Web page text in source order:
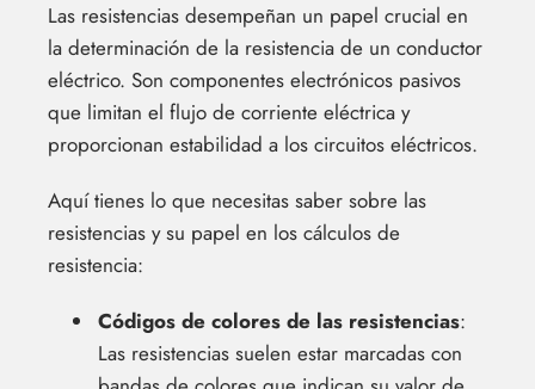
Las resistencias desempeñan un papel crucial en
la determinación de la resistencia de un conductor
eléctrico. Son componentes electrónicos pasivos
que limitan el flujo de corriente eléctrica y
proporcionan estabilidad a los circuitos eléctricos.
Aquí tienes lo que necesitas saber sobre las
resistencias y su papel en los cálculos de
resistencia:
Códigos de colores de las resistencias:
Las resistencias suelen estar marcadas con